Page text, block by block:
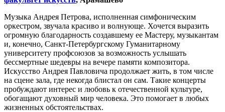
Музыка Андрея Петрова, исполненная симфоническим
оркестром, звучала красиво и волнующе. Хочется выразить
огромную благодарность создавшему ее Мастеру, музыкантам
и, конечно, Санкт-Петербургскому Гуманитарному
университету профсоюзов за возможность услышать
бессмертные шедевры на вечере памяти композитора.
Искусство Андрея Павловича продолжает жить, в том числе
на сцене зала, где некогда блистал он сам. Такие концерты
пробуждают интерес и любовь к отечественной культуре,
обогащают духовный мир человека. Это помогает в любых
жизненных обстоятельствах.